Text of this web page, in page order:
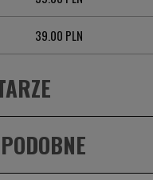
39.00 PLN